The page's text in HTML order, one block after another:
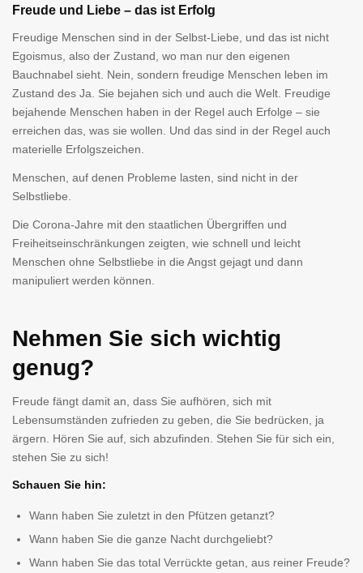
Freude und Liebe – das ist Erfolg
Freudige Menschen sind in der Selbst-Liebe, und das ist nicht
Egoismus, also der Zustand, wo man nur den eigenen
Bauchnabel sieht. Nein, sondern freudige Menschen leben im
Zustand des Ja. Sie bejahen sich und auch die Welt. Freudige
bejahende Menschen haben in der Regel auch Erfolge – sie
erreichen das, was sie wollen. Und das sind in der Regel auch
materielle Erfolgszeichen.
Menschen, auf denen Probleme lasten, sind nicht in der
Selbstliebe.
Die Corona-Jahre mit den staatlichen Übergriffen und
Freiheitseinschränkungen zeigten, wie schnell und leicht
Menschen ohne Selbstliebe in die Angst gejagt und dann
manipuliert werden können.
Nehmen Sie sich wichtig
genug?
Freude fängt damit an, dass Sie aufhören, sich mit
Lebensumständen zufrieden zu geben, die Sie bedrücken, ja
ärgern. Hören Sie auf, sich abzufinden. Stehen Sie für sich ein,
stehen Sie zu sich!
Schauen Sie hin:
Wann haben Sie zuletzt in den Pfützen getanzt?
Wann haben Sie die ganze Nacht durchgeliebt?
Wann haben Sie das total Verrückte getan, aus reiner Freude?